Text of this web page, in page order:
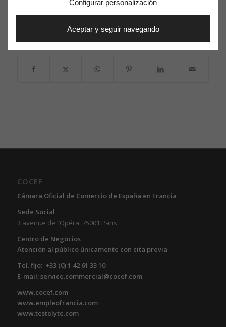
Compartir esta entrada
COCEF
Cámara Oficial de Comercio de España en Francia
Sede Social
3 avenue de l’Opéra, 75001 Paris
Centro de Negocios
Atención al público únicamente con cita previa
Tel. fijo: +33 (0) 1 42 61 33 10
E-mail: service.commercial@cocef.com
www.cocef.com
www.empleofrancia.com
www.testelyte.com
Configurar personalización
Aceptar y seguir navegando